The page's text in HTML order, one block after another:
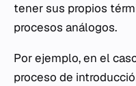
tener sus propios
procesos análogos.
Por ejemplo, en el
proceso de